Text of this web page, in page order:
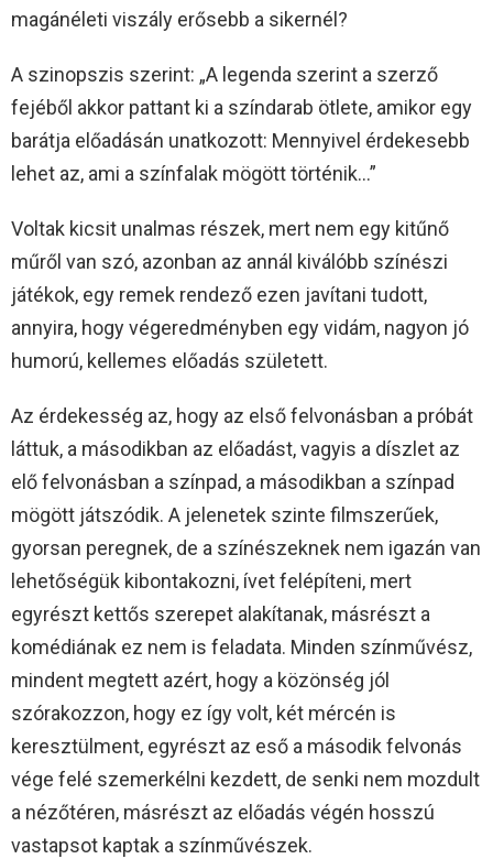
magánéleti viszály erősebb a sikernél?
A szinopszis szerint: „A legenda szerint a szerző
fejéből akkor pattant ki a színdarab ötlete, amikor egy
barátja előadásán unatkozott: Mennyivel érdekesebb
lehet az, ami a színfalak mögött történik…”
Voltak kicsit unalmas részek, mert nem egy kitűnő
műről van szó, azonban az annál kiválóbb színészi
játékok, egy remek rendező ezen javítani tudott,
annyira, hogy végeredményben egy vidám, nagyon jó
humorú, kellemes előadás született.
Az érdekesség az, hogy az első felvonásban a próbát
láttuk, a másodikban az előadást, vagyis a díszlet az
elő felvonásban a színpad, a másodikban a színpad
mögött játszódik. A jelenetek szinte filmszerűek,
gyorsan peregnek, de a színészeknek nem igazán van
lehetőségük kibontakozni, ívet felépíteni, mert
egyrészt kettős szerepet alakítanak, másrészt a
komédiának ez nem is feladata. Minden színművész,
mindent megtett azért, hogy a közönség jól
szórakozzon, hogy ez így volt, két mércén is
keresztülment, egyrészt az eső a második felvonás
vége felé szemerkélni kezdett, de senki nem mozdult
a nézőtéren, másrészt az előadás végén hosszú
vastapsot kaptak a színművészek.